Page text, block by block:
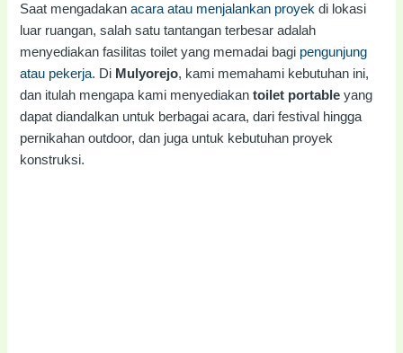
Saat mengadakanacara atau menjalankan proyek di lokasi
luar ruangan, salah satu tantangan terbesar adalah
menyediakan fasilitas toilet yang memadai bagi pengunjung
atau pekerja. Di Mulyorejo, kami memahami kebutuhan ini,
dan itulah mengapa kami menyediakantoilet portable yang
dapat diandalkan untuk berbagai acara, dari festival hingga
pernikahan outdoor, dan juga untuk kebutuhan proyek
konstruksi.